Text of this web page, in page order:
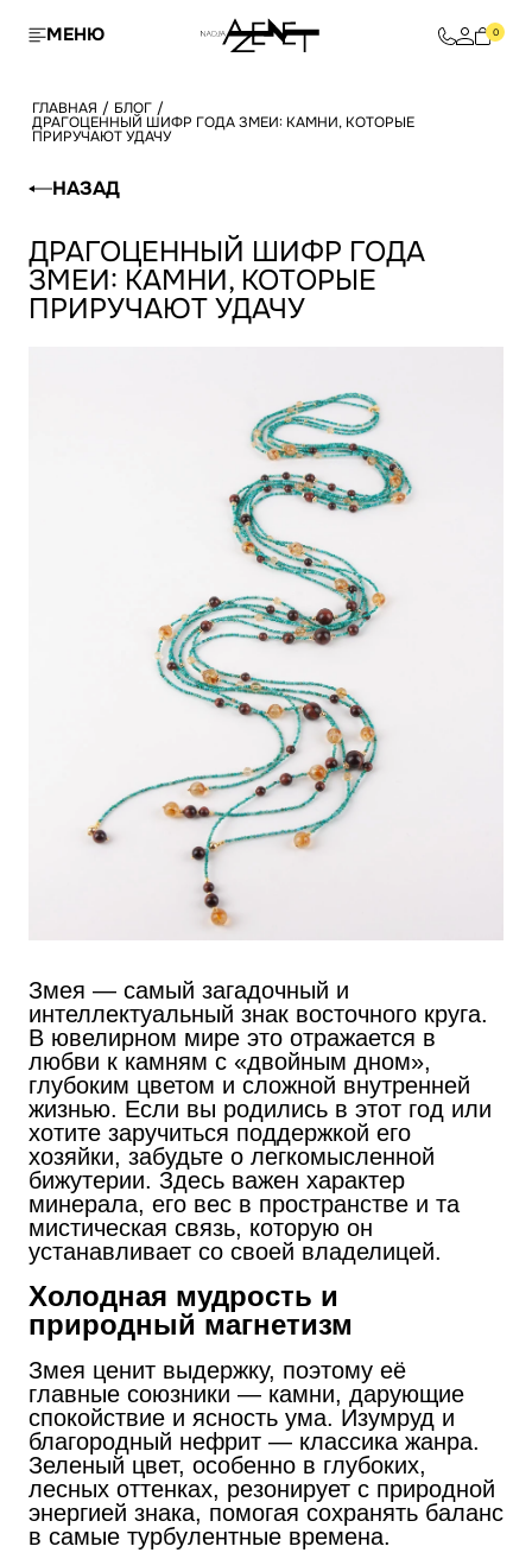
МЕНЮ 0
ГЛАВНАЯ / БЛОГ /
ДРАГОЦЕННЫЙ ШИФР ГОДА ЗМЕИ: КАМНИ, КОТОРЫЕ
ПРИРУЧАЮТ УДАЧУ
НАЗАД
ДРАГОЦЕННЫЙ ШИФР ГОДА
ЗМЕИ: КАМНИ, КОТОРЫЕ
ПРИРУЧАЮТ УДАЧУ
Змея — самый загадочный и
интеллектуальный знак восточного круга.
В ювелирном мире это отражается в
любви к камням с «двойным дном»,
глубоким цветом и сложной внутренней
жизнью. Если вы родились в этот год или
хотите заручиться поддержкой его
хозяйки, забудьте о легкомысленной
бижутерии. Здесь важен характер
минерала, его вес в пространстве и та
мистическая связь, которую он
устанавливает со своей владелицей.
Холодная мудрость и
природный магнетизм
Змея ценит выдержку, поэтому её
главные союзники — камни, дарующие
спокойствие и ясность ума. Изумруд и
благородный нефрит — классика жанра.
Зеленый цвет, особенно в глубоких,
лесных оттенках, резонирует с природной
энергией знака, помогая сохранять баланс
в самые турбулентные времена.